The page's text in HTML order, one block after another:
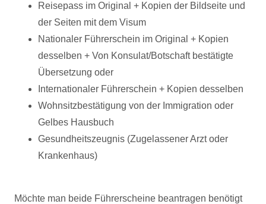
Reisepass im Original + Kopien der Bildseite und
der Seiten mit dem Visum
Nationaler Führerschein im Original + Kopien
desselben + Von Konsulat/Botschaft bestätigte
Übersetzung oder
Internationaler Führerschein + Kopien desselben
Wohnsitzbestätigung von der Immigration oder
Gelbes Hausbuch
Gesundheitszeugnis (Zugelassener Arzt oder
Krankenhaus)
Möchte man beide Führerscheine beantragen benötigt